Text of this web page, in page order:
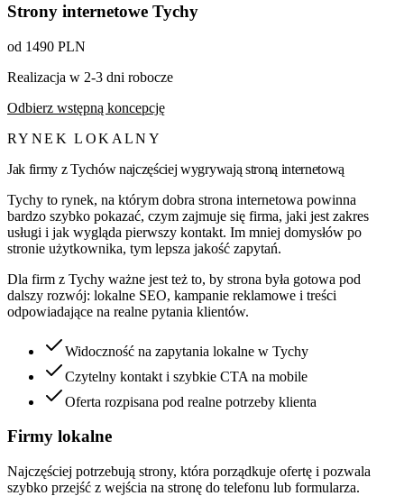
Strony internetowe Tychy
od 1490 PLN
Realizacja w 2-3 dni robocze
Odbierz wstępną koncepcję
RYNEK LOKALNY
Jak firmy zTychównajczęściej wygrywają stroną internetową
Tychy to rynek, na którym dobra strona internetowa powinna
bardzo szybko pokazać, czym zajmuje się firma, jaki jest zakres
usługi i jak wygląda pierwszy kontakt. Im mniej domysłów po
stronie użytkownika, tym lepsza jakość zapytań.
Dla firm z Tychy ważne jest też to, by strona była gotowa pod
dalszy rozwój: lokalne SEO, kampanie reklamowe i treści
odpowiadające na realne pytania klientów.
Widoczność na zapytania lokalne w Tychy
Czytelny kontakt i szybkie CTA na mobile
Oferta rozpisana pod realne potrzeby klienta
Firmy lokalne
Najczęściej potrzebują strony, która porządkuje ofertę i pozwala
szybko przejść z wejścia na stronę do telefonu lub formularza.